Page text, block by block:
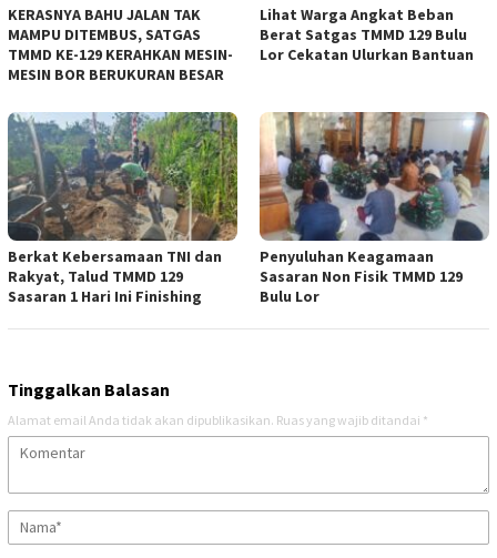
KERASNYA BAHU JALAN TAK
MAMPU DITEMBUS, SATGAS
TMMD KE-129 KERAHKAN MESIN-
MESIN BOR BERUKURAN BESAR
Lihat Warga Angkat Beban
Berat Satgas TMMD 129 Bulu
Lor Cekatan Ulurkan Bantuan
Berkat Kebersamaan TNI dan
Rakyat, Talud TMMD 129
Sasaran 1 Hari Ini Finishing
Penyuluhan Keagamaan
Sasaran Non Fisik TMMD 129
Bulu Lor
Tinggalkan Balasan
Alamat email Anda tidak akan dipublikasikan. Ruas yang wajib ditandai *